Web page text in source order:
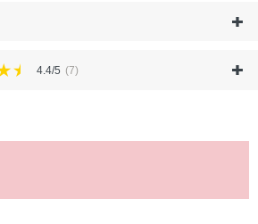
4.4/5 (7)